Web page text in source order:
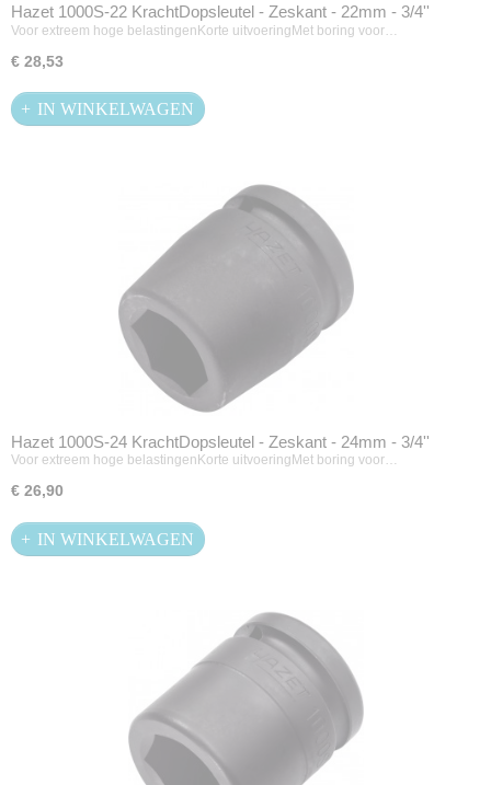
Hazet 1000S-22 KrachtDopsleutel - Zeskant - 22mm - 3/4''
Voor extreem hoge belastingenKorte uitvoeringMet boring voor…
€ 28,53
IN WINKELWAGEN
Hazet 1000S-24 KrachtDopsleutel - Zeskant - 24mm - 3/4''
Voor extreem hoge belastingenKorte uitvoeringMet boring voor…
€ 26,90
IN WINKELWAGEN